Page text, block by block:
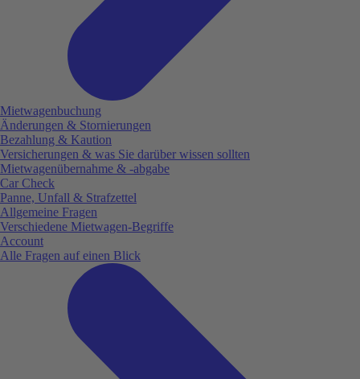
Mietwagenbuchung
Änderungen & Stornierungen
Bezahlung & Kaution
Versicherungen & was Sie darüber wissen sollten
Mietwagenübernahme & -abgabe
Car Check
Panne, Unfall & Strafzettel
Allgemeine Fragen
Verschiedene Mietwagen-Begriffe
Account
Alle Fragen auf einen Blick